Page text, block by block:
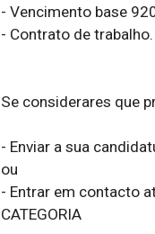
- Vencimento base
- Contrato de trabalho.
Se considerares que
- Enviar a sua
ou
- Entrar em contacto
CATEGORIA